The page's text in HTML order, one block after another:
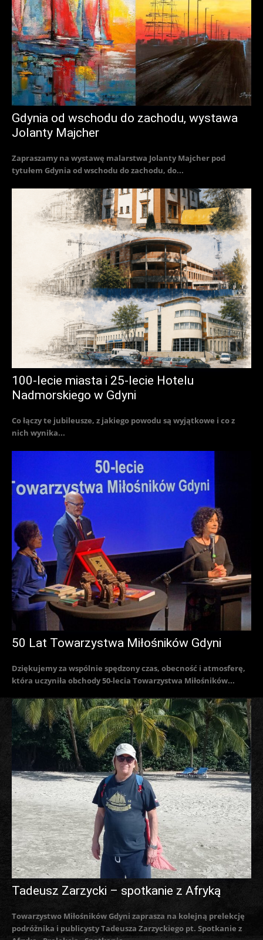
Gdynia od wschodu do zachodu, wystawa
Jolanty Majcher
Zapraszamy na wystawę malarstwa Jolanty Majcher pod
tytułem Gdynia od wschodu do zachodu, do...
100-lecie miasta i 25-lecie Hotelu
Nadmorskiego w Gdyni
Co łączy te jubileusze, z jakiego powodu są wyjątkowe i co z
nich wynika...
50 Lat Towarzystwa Miłośników Gdyni
Dziękujemy za wspólnie spędzony czas, obecność i atmosferę,
która uczyniła obchody 50-lecia Towarzystwa Miłośników...
Tadeusz Zarzycki – spotkanie z Afryką
Towarzystwo Miłośników Gdyni zaprasza na kolejną prelekcję
podróżnika i publicysty Tadeusza Zarzyckiego pt. Spotkanie z